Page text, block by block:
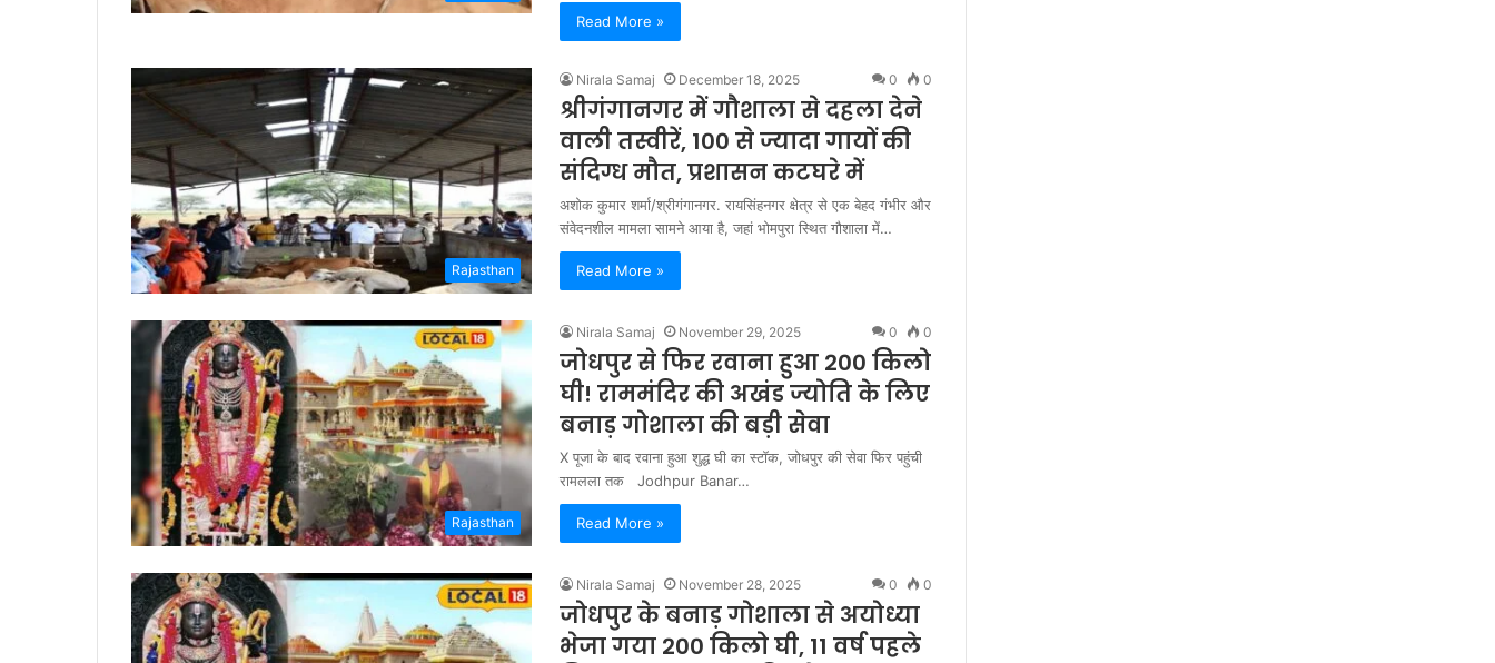
Read More »
Rajasthan
Nirala Samaj December 18, 2025 0 0
श्रीगंगानगर में गौशाला से दहला देने
वाली तस्वीरें, 100 से ज्यादा गायों की
संदिग्ध मौत, प्रशासन कटघरे में
अशोक कुमार शर्मा/श्रीगंगानगर. रायसिंहनगर क्षेत्र से एक बेहद गंभीर और
संवेदनशील मामला सामने आया है, जहां भोमपुरा स्थित गौशाला में…
Read More »
Rajasthan
Nirala Samaj November 29, 2025 0 0
जोधपुर से फिर रवाना हुआ 200 किलो
घी! राममंदिर की अखंड ज्योति के लिए
बनाड़ गोशाला की बड़ी सेवा
X पूजा के बाद रवाना हुआ शुद्ध घी का स्टॉक, जोधपुर की सेवा फिर पहुंची
रामलला तक Jodhpur Banar…
Read More »
Nirala Samaj November 28, 2025 0 0
जोधपुर के बनाड़ गोशाला से अयोध्या
भेजा गया 200 किलो घी, 11 वर्ष पहले